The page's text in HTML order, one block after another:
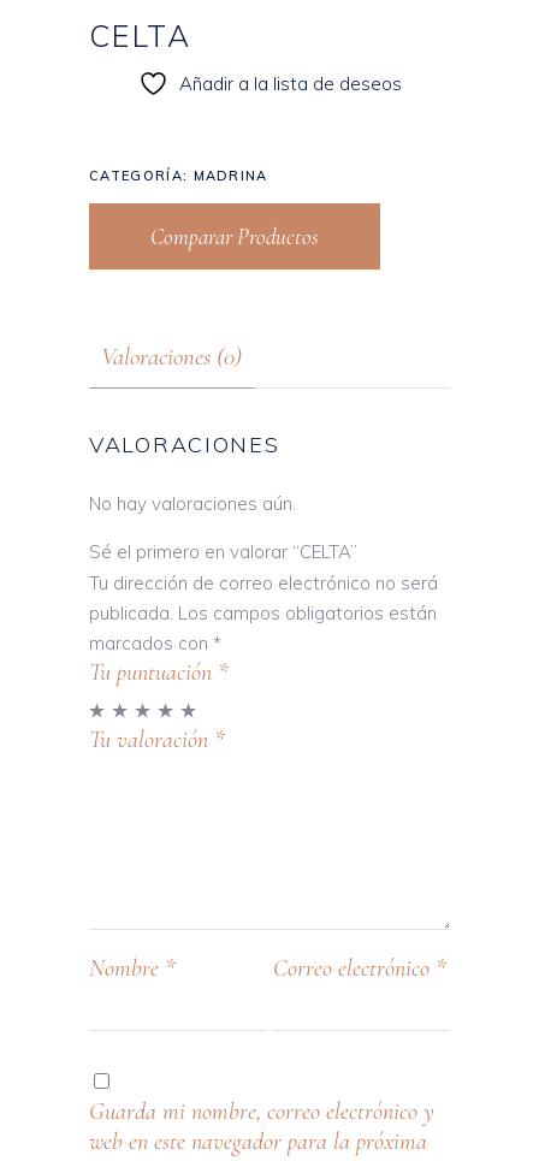
CELTA
Añadir a la lista de deseos
CATEGORÍA: MADRINA
Comparar Productos
Valoraciones (0)
VALORACIONES
No hay valoraciones aún.
Sé el primero en valorar “CELTA”
Tu dirección de correo electrónico no será
publicada. Los campos obligatorios están
marcados con *
Tu puntuación *
Tu valoración *
Nombre * Correo electrónico *
Guarda mi nombre, correo electrónico y
web en este navegador para la próxima